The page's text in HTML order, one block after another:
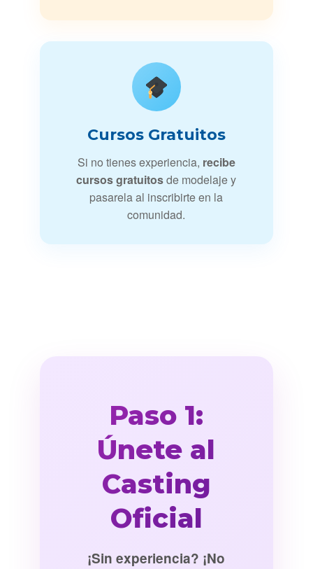
Cursos Gratuitos
Si no tienes experiencia, recibe
cursos gratuitosde modelaje y
pasarela al inscribirte en la
comunidad.
Paso 1:
Únete al
Casting
Oficial
¡Sin experiencia? ¡No